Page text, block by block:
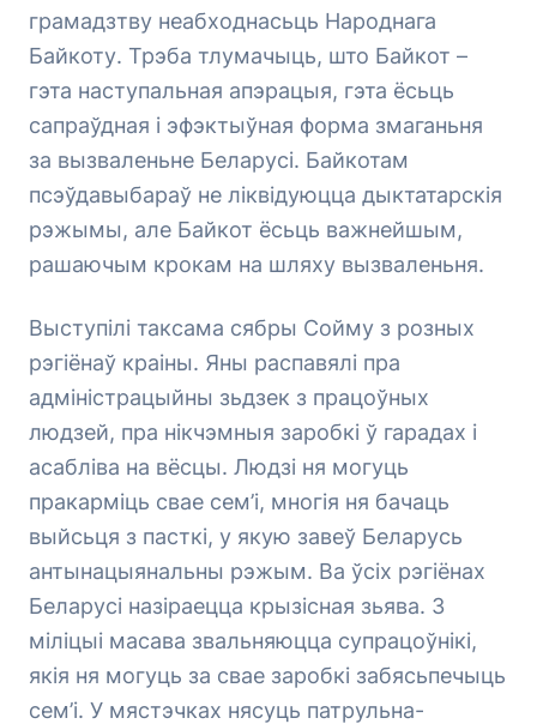
грамадзтву неабходнасьць Народнага
Байкоту. Трэба тлумачыць, што Байкот –
гэта наступальная апэрацыя, гэта ёсьць
сапраўдная і эфэктыўная форма змаганьня
за вызваленьне Беларусі. Байкотам
псэўдавыбараў не ліквідуюцца дыктатарскія
рэжымы, але Байкот ёсьць важнейшым,
рашаючым крокам на шляху вызваленьня.
Выступілі таксама сябры Сойму з розных
рэгіёнаў краіны. Яны распавялі пра
адміністрацыйны зьдзек з працоўных
людзей, пра нікчэмныя заробкі ў гарадах і
асабліва на вёсцы. Людзі ня могуць
пракарміць свае сем’і, многія ня бачаць
выйсьця з пасткі, у якую завеў Беларусь
антынацыянальны рэжым. Ва ўсіх рэгіёнах
Беларусі назіраецца крызісная зьява. З
міліцыі масава звальняюцца супрацоўнікі,
якія ня могуць за свае заробкі забясьпечыць
сем’і. У мястэчках нясуць патрульна-